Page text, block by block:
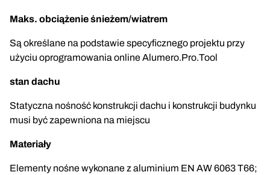
Maks. obciążenie śnieżem/wiatrem
Są określane na podstawie specyficznego projektu przy
użyciu oprogramowania online Alumero.Pro.Tool
stan dachu
Statyczna nośność konstrukcji dachu i konstrukcji budynku
musi być zapewniona na miejscu
Materiały
Elementy nośne wykonane z aluminium EN AW 6063 T66;